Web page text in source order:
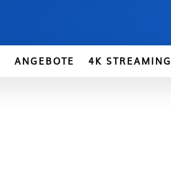
ANGEBOTE 4K STREAMING